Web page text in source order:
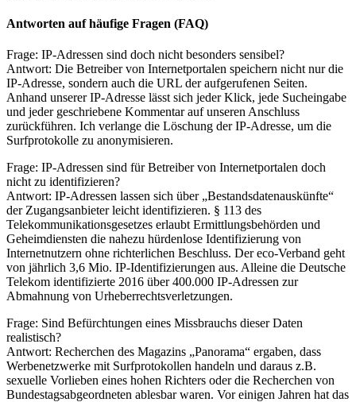
Antworten auf häufige Fragen (FAQ)
Frage: IP-Adressen sind doch nicht besonders sensibel?
Antwort: Die Betreiber von Internetportalen speichern nicht nur die
IP-Adresse, sondern auch die URL der aufgerufenen Seiten.
Anhand unserer IP-Adresse lässt sich jeder Klick, jede Sucheingabe
und jeder geschriebene Kommentar auf unseren Anschluss
zurückführen. Ich verlange die Löschung der IP-Adresse, um die
Surfprotokolle zu anonymisieren.
Frage: IP-Adressen sind für Betreiber von Internetportalen doch
nicht zu identifizieren?
Antwort: IP-Adressen lassen sich über „Bestandsdatenauskünfte“
der Zugangsanbieter leicht identifizieren. § 113 des
Telekommunikationsgesetzes erlaubt Ermittlungsbehörden und
Geheimdiensten die nahezu hürdenlose Identifizierung von
Internetnutzern ohne richterlichen Beschluss. Der eco-Verband geht
von jährlich 3,6 Mio. IP-Identifizierungen aus. Alleine die Deutsche
Telekom identifizierte 2016 über 400.000 IP-Adressen zur
Abmahnung von Urheberrechtsverletzungen.
Frage: Sind Befürchtungen eines Missbrauchs dieser Daten
realistisch?
Antwort: Recherchen des Magazins „Panorama“ ergaben, dass
Werbenetzwerke mit Surfprotokollen handeln und daraus z.B.
sexuelle Vorlieben eines hohen Richters oder die Recherchen von
Bundestagsabgeordneten ablesbar waren. Vor einigen Jahren hat das